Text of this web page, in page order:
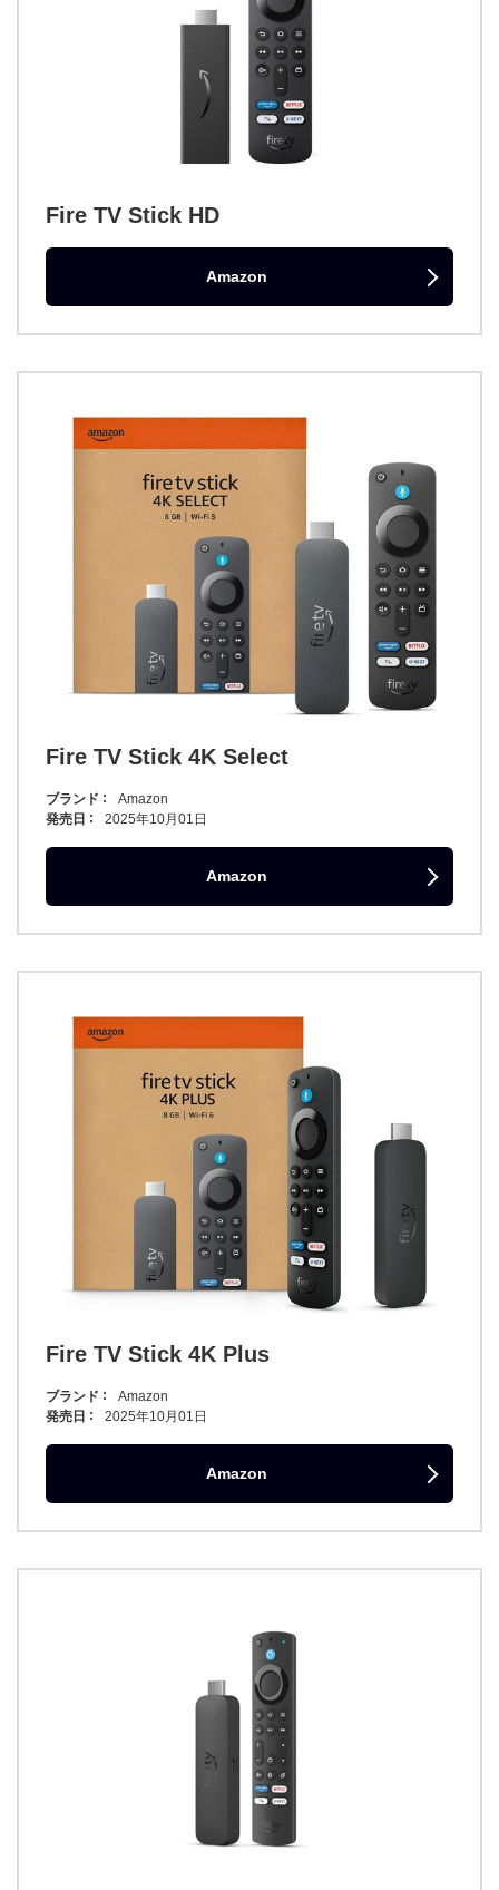
Fire TV Stick HD
Amazon
Fire TV Stick 4K Select
ブランド
Amazon
発売日
2025年10月01日
Amazon
Fire TV Stick 4K Plus
ブランド
Amazon
発売日
2025年10月01日
Amazon